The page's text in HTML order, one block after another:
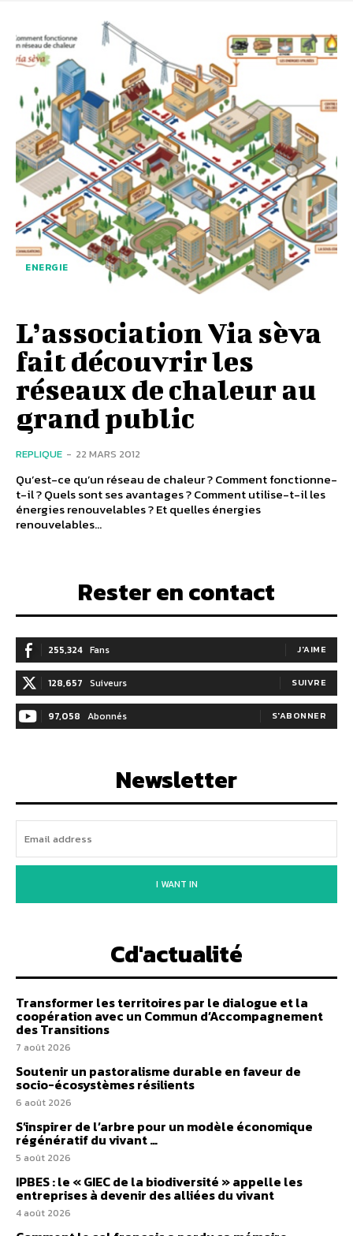
ENERGIE
L’association Via sèva
fait découvrir les
réseaux de chaleur au
grand public
REPLIQUE - 22 MARS 2012
Qu’est-ce qu’un réseau de chaleur ? Comment fonctionne-
t-il ? Quels sont ses avantages ? Comment utilise-t-il les
énergies renouvelables ? Et quelles énergies
renouvelables...
Rester en contact
255,324 Fans J'AIME
128,657 Suiveurs SUIVRE
97,058 Abonnés S'ABONNER
Newsletter
I WANT IN
Cd'actualité
Transformer les territoires par le dialogue et la
coopération avec un Commun d’Accompagnement
des Transitions
7 août 2026
Soutenir un pastoralisme durable en faveur de
socio-écosystèmes résilients
6 août 2026
S’inspirer de l’arbre pour un modèle économique
régénératif du vivant …
5 août 2026
IPBES : le « GIEC de la biodiversité » appelle les
entreprises à devenir des alliées du vivant
4 août 2026